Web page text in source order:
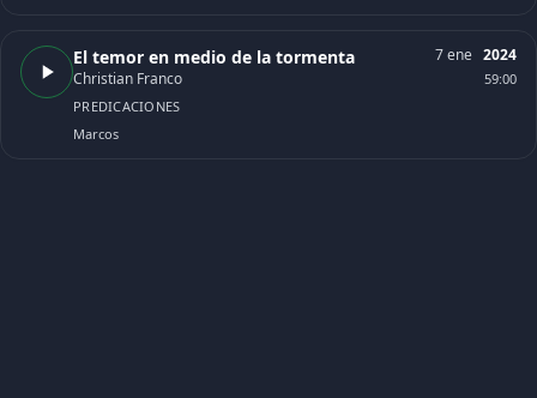
El temor en medio de la tormenta
Christian Franco
7 ene 2024
59:00
PREDICACIONES
Marcos